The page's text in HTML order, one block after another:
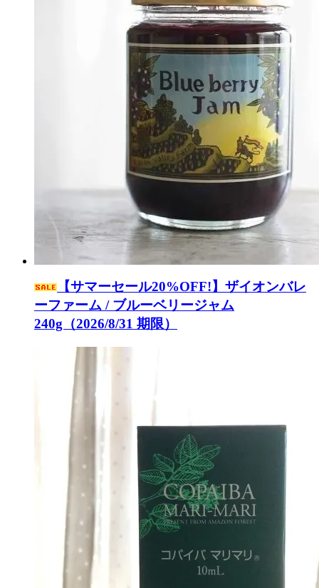
【サマーセール20%OFF!】ザイオンバレ
ーファーム / ブルーベリージャム
240g（2026/8/31 期限）